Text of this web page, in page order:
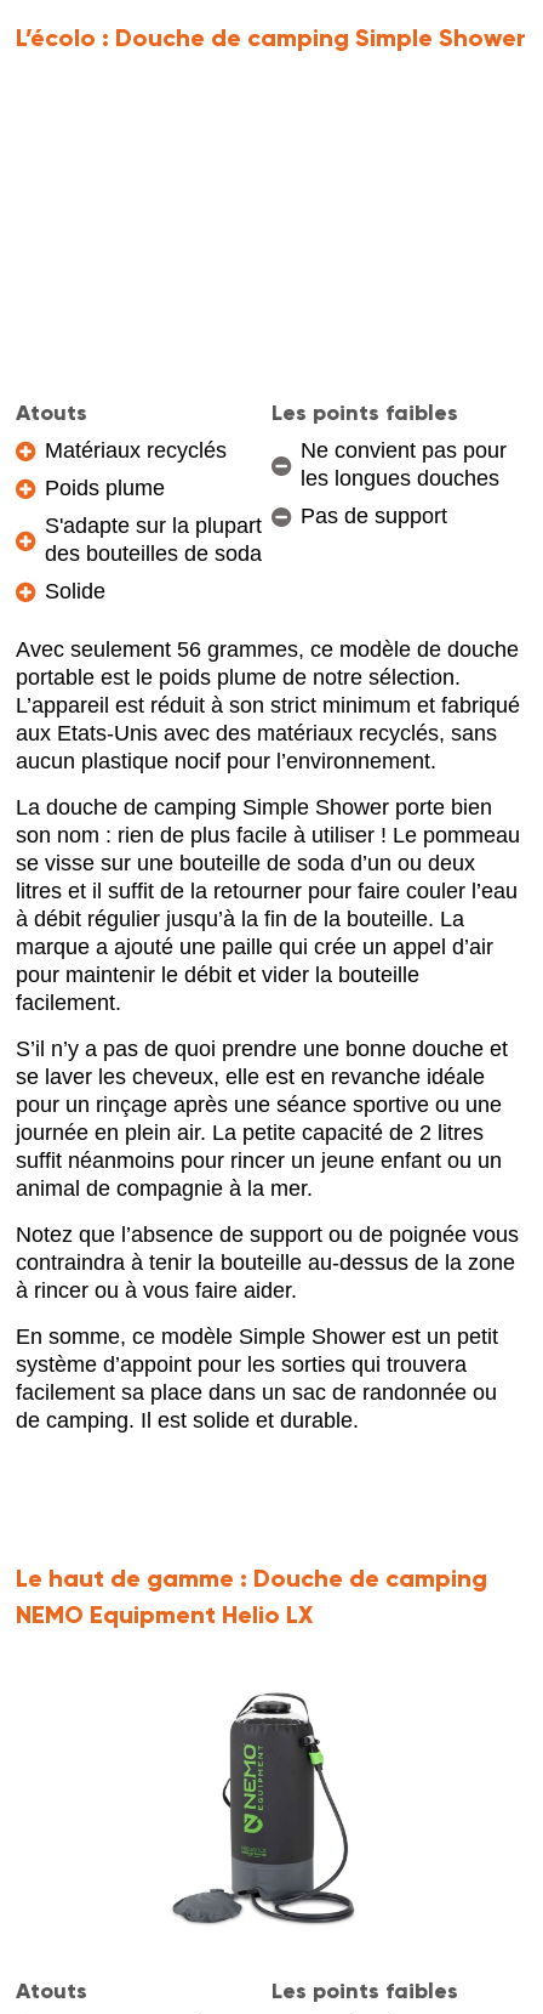
L’écolo : Douche de camping Simple Shower
Atouts
Matériaux recyclés
Poids plume
S'adapte sur la plupart
des bouteilles de soda
Solide
Les points faibles
Ne convient pas pour
les longues douches
Pas de support
Avec seulement 56 grammes, ce modèle de douche
portable est le poids plume de notre sélection.
L’appareil est réduit à son strict minimum et fabriqué
aux Etats-Unis avec des matériaux recyclés, sans
aucun plastique nocif pour l’environnement.
La douche de camping Simple Shower porte bien
son nom : rien de plus facile à utiliser ! Le pommeau
se visse sur une bouteille de soda d’un ou deux
litres et il suffit de la retourner pour faire couler l’eau
à débit régulier jusqu’à la fin de la bouteille. La
marque a ajouté une paille qui crée un appel d’air
pour maintenir le débit et vider la bouteille
facilement.
S’il n’y a pas de quoi prendre une bonne douche et
se laver les cheveux, elle est en revanche idéale
pour un rinçage après une séance sportive ou une
journée en plein air. La petite capacité de 2 litres
suffit néanmoins pour rincer un jeune enfant ou un
animal de compagnie à la mer.
Notez que l’absence de support ou de poignée vous
contraindra à tenir la bouteille au-dessus de la zone
à rincer ou à vous faire aider.
En somme, ce modèle Simple Shower est un petit
système d’appoint pour les sorties qui trouvera
facilement sa place dans un sac de randonnée ou
de camping. Il est solide et durable.
Le haut de gamme : Douche de camping
NEMO Equipment Helio LX
Atouts Les points faibles